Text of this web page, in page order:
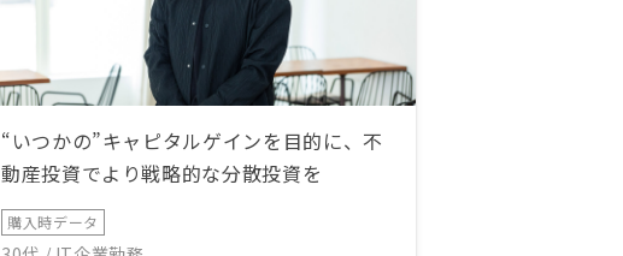
“いつかの”キャピタルゲインを目的に、不
動産投資でより戦略的な分散投資を
購入時データ